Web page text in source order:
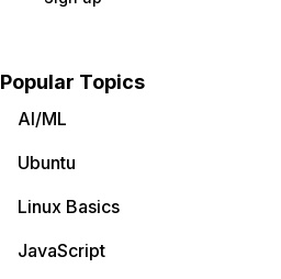
Popular Topics
AI/ML
Ubuntu
Linux Basics
JavaScript